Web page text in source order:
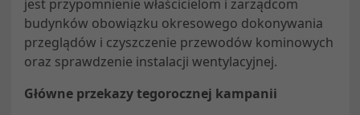
jest przypomnienie właścicielom i zarządcom
budynków obowiązku okresowego dokonywania
przeglądów i czyszczenie przewodów kominowych
oraz sprawdzenie instalacji wentylacyjnej.
Główne przekazy tegorocznej kampanii